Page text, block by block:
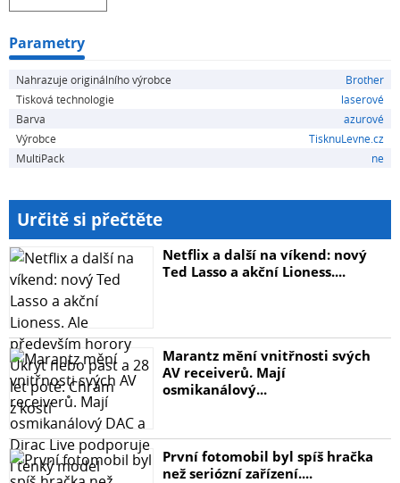
Parametry
Nahrazuje originálního výrobce
Brother
Tisková technologie
laserové
Barva
azurové
Výrobce
TisknuLevne.cz
MultiPack
ne
Určitě si přečtěte
Netflix a další na víkend: nový
Ted Lasso a akční Lioness....
Marantz mění vnitřnosti svých
AV receiverů. Mají
osmikanálový...
První fotomobil byl spíš hračka
než seriózní zařízení....